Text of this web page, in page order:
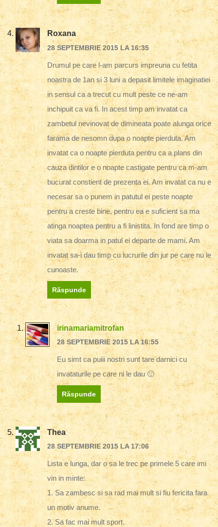
Roxana
28 SEPTEMBRIE 2015 LA 16:35
Drumul pe care l-am parcurs impreuna cu fetita
noastra de 1an si 3 luni a depasit limitele imaginatiei
in sensul ca a trecut cu mult peste ce ne-am
inchipuit ca va fi. In acest timp am invatat ca
zambetul nevinovat de dimineata poate alunga orice
farama de nesomn dupa o noapte pierduta. Am
invatat ca o noapte pierduta pentru ca a plans din
cauza dintilor e o noapte castigate pentru ca m-am
bucurat constient de prezenta ei. Am invatat ca nu e
necesar sa o punem in patutul ei peste noapte
pentru a creste bine, pentru ea e suficient sa ma
atinga noaptea pentru a fi linistita. In fond are timp o
viata sa doarma in patul ei departe de mami. Am
invatat sa-i dau timp cu lucrurile din jur pe care nu le
cunoaste.
Răspunde
irinamariamitrofan
28 SEPTEMBRIE 2015 LA 16:55
Eu simt ca puiii nostri sunt tare darnici cu
invataturile pe care ni le dau 🙂
Răspunde
Thea
28 SEPTEMBRIE 2015 LA 17:06
Lista e lunga, dar o sa le trec pe primele 5 care imi
vin in minte:
1. Sa zambesc si sa rad mai mult si fiu fericita fara
un motiv anume.
2. Sa fac mai mult sport.